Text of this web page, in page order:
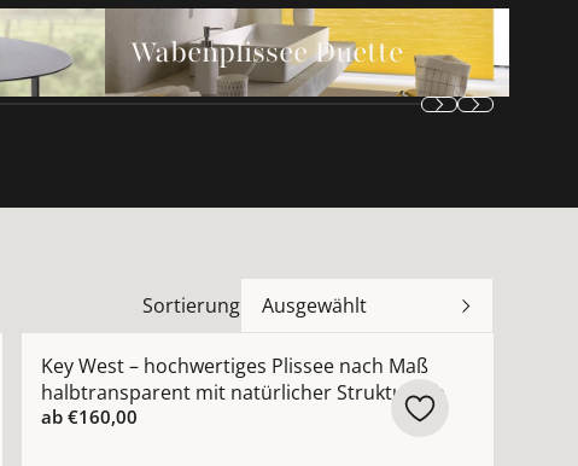
Wabenplissee Duette ansehen
Wabenplissee Duette
Sortierung Ausgewählt
Key West – hochwertiges Plissee nach Maß
halbtransparent mit natürlicher Struktur Jab
ab€160,00